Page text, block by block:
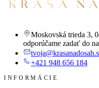
Moskovská trieda 3,
odporúčame zadať do
+421 948 656 184
INFORMÁCIE